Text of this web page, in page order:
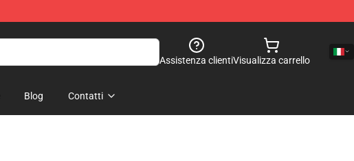
Assistenza clientiVisualizza carrello
Blog Contatti